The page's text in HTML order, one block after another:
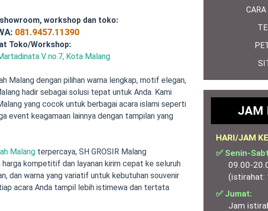
workshop dan toko:
081.9457.11390
Toko/Workshop:
V no.7, Kota Malang
Malang dengan pilihan warna lengkap, motif elegan,
hadir sebagai solusi tepat untuk Anda. Kami
yang cocok untuk berbagai acara islami seperti
event keagamaan lainnya dengan tampilan yang
Malang terpercaya, SH GROSIR Malang
kompetitif dan layanan kirim cepat ke seluruh
dan warna yang variatif untuk kebutuhan souvenir
acara Anda tampil lebih istimewa dan tertata
JAM
HARI/JAM
✅ Senin-
09.00-
(istirahat:
✅ Jumat:
Jam